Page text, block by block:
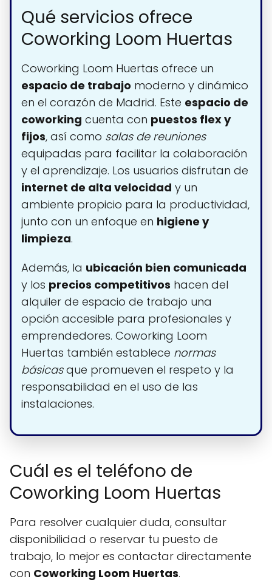
Qué servicios ofrece
Coworking Loom Huertas
Coworking Loom Huertas ofrece un
espacio de trabajo moderno y dinámico
en el corazón de Madrid. Este espacio de
coworking cuenta con puestos flex y
fijos, así como salas de reuniones
equipadas para facilitar la colaboración
y el aprendizaje. Los usuarios disfrutan de
internet de alta velocidad y un
ambiente propicio para la productividad,
junto con un enfoque en higiene y
limpieza.
Además, la ubicación bien comunicada
y los precios competitivos hacen del
alquiler de espacio de trabajo una
opción accesible para profesionales y
emprendedores. Coworking Loom
Huertas también establece normas
básicasque promueven el respeto y la
responsabilidad en el uso de las
instalaciones.
Cuál es el teléfono de
Coworking Loom Huertas
Para resolver cualquier duda, consultar
disponibilidad o reservar tu puesto de
trabajo, lo mejor es contactar directamente
con Coworking Loom Huertas.